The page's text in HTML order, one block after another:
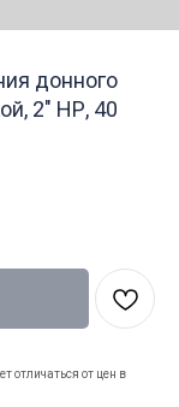
донного
2" НР, 40
отличаться от цен в